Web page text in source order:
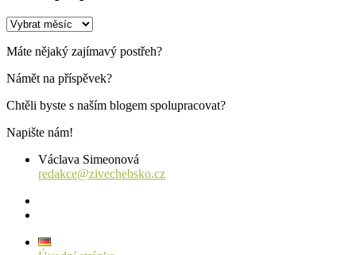
Archiv
Máte nějaký zajímavý postřeh?
Námět na příspěvek?
Chtěli byste s naším blogem spolupracovat?
Napište nám!
Václava Simeonová
redakce@zivechebsko.cz